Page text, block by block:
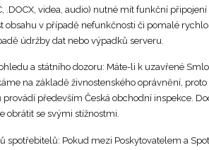
.DOCX, videa, audio) nutné mít funkční
obsahu v případě nefunkčnosti či pomalé
údržby dat nebo výpadků serveru.
a státního dozoru: Máte-li k uzavřené
na základě živnostenského oprávnění,
především Česká obchodní inspekce.
obrátit se svými stížnostmi.
spotřebitelů: Pokud mezi Poskytovatelem a